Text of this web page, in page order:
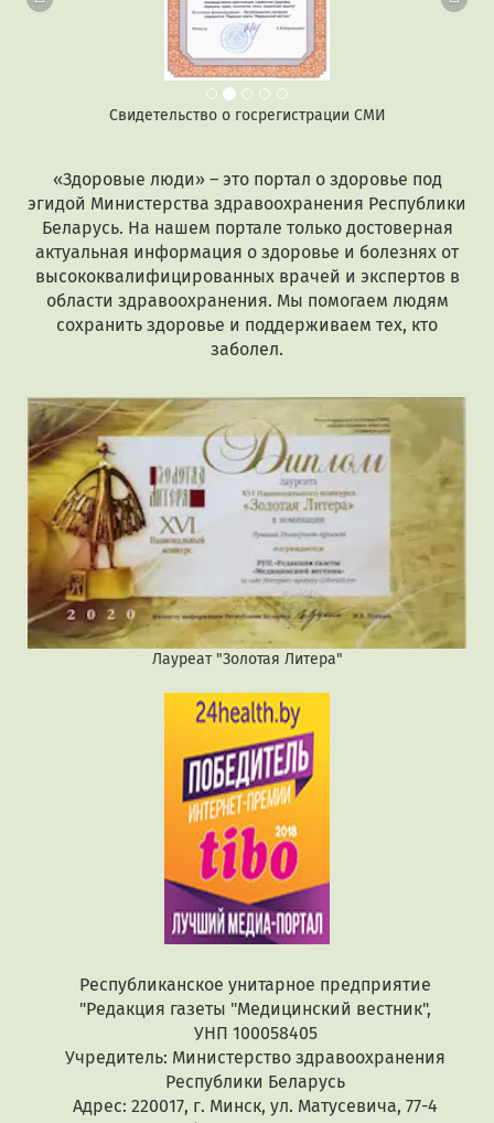
Свидетельство о госрегистрации СМИ
«Здоровые люди» – это портал о здоровье под
эгидой Министерства здравоохранения Республики
Беларусь. На нашем портале только достоверная
актуальная информация о здоровье и болезнях от
высококвалифицированных врачей и экспертов в
области здравоохранения. Мы помогаем людям
сохранить здоровье и поддерживаем тех, кто
заболел.
Лауреат "Золотая Литера"
Республиканское унитарное предприятие
"Редакция газеты "Медицинский вестник",
УНП 100058405
Учредитель: Министерство здравоохранения
Республики Беларусь
Адрес: 220017, г. Минск, ул. Матусевича, 77-4